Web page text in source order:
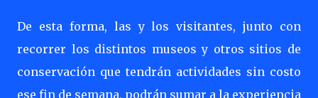
De esta forma, las y los visitantes, junto con
recorrer los distintos museos y otros sitios de
conservación que tendrán actividades sin costo
ese fin de semana, podrán sumar a la experiencia